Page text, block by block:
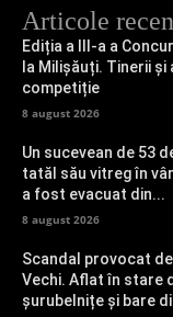
Articole
Ediția a III-a a
la Milișăuți. Tinerii
competiție
8 august 2026
Un sucevean de 53
tatăl său vitreg în
a fost evacuat din...
8 august 2026
Scandal provocat
Vechi. Aflat în stare
șurubelnițe și bare